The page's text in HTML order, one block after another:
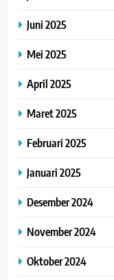
Juni 2025
Mei 2025
April 2025
Maret 2025
Februari 2025
Januari 2025
Desember 2024
November 2024
Oktober 2024